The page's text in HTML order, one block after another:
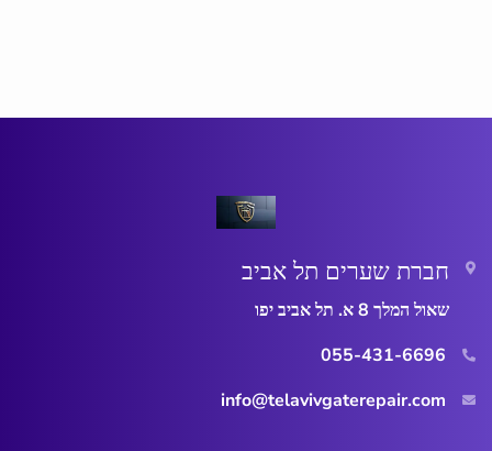
חברת שערים תל אביב
שאול המלך 8 א. תל אביב יפו
055-431-6696
info@telavivgaterepair.com